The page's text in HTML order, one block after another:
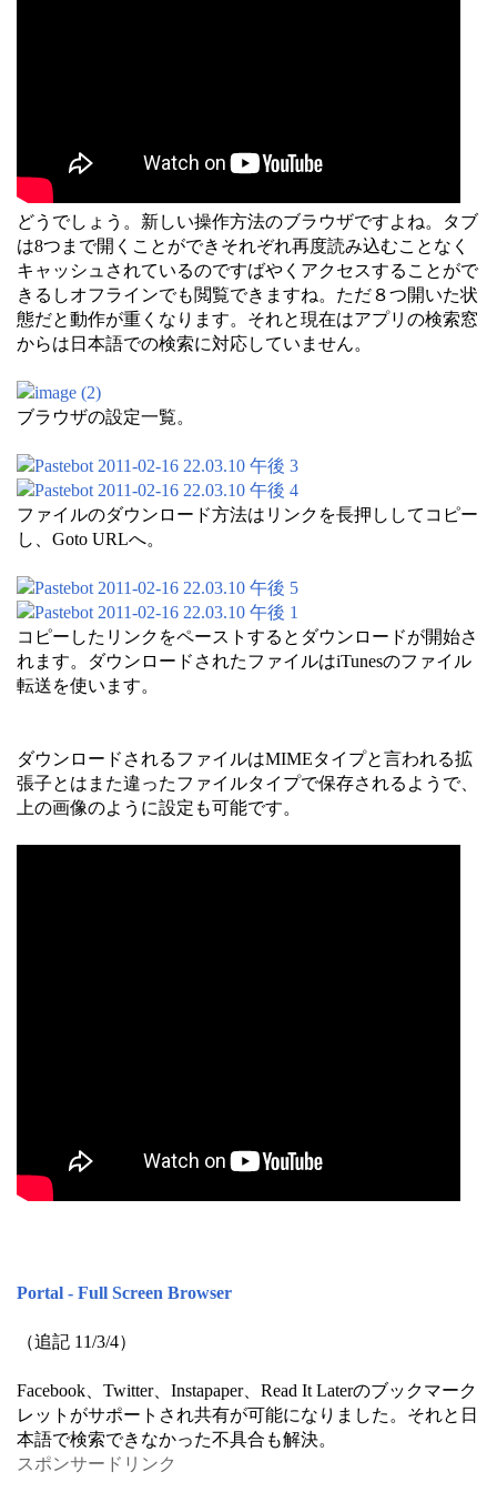
どうでしょう。新しい操作方法のブラウザですよね。タブ
は8つまで開くことができそれぞれ再度読み込むことなく
キャッシュされているのですばやくアクセスすることがで
きるしオフラインでも閲覧できますね。ただ８つ開いた状
態だと動作が重くなります。それと現在はアプリの検索窓
からは日本語での検索に対応していません。
ブラウザの設定一覧。
ファイルのダウンロード方法はリンクを長押ししてコピー
し、Goto URLへ。
コピーしたリンクをペーストするとダウンロードが開始さ
れます。ダウンロードされたファイルはiTunesのファイル
転送を使います。
ダウンロードされるファイルはMIMEタイプと言われる拡
張子とはまた違ったファイルタイプで保存されるようで、
上の画像のように設定も可能です。
Portal - Full Screen Browser
（追記 11/3/4）
Facebook、Twitter、Instapaper、Read It Laterのブックマーク
レットがサポートされ共有が可能になりました。それと日
本語で検索できなかった不具合も解決。
スポンサードリンク